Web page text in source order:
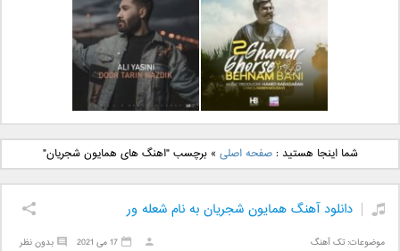
دانلود آهنگ جدید مهدی
یراحی بنام اسرار
دانلود آهنگ جدید فرزاد
فرزین بنام آتیش
دانلود آهنگ جدید بهنام
بانی بنام قرص قمر 2
دانلود آهنگ جدید علی
یاسینی بنام دورترین نزدیک
شما اینجا هستید :صفحه اصلی »برچسب "اهنگ های همایون شجریان"
دانلود آهنگ همایون شجریان به نام شعله ور
موضوعات:تک آهنگ بدون نظر 17 می 2021